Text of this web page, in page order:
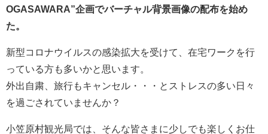
OGASAWARA”企画でバーチャル背景画像の配布を始め
た。
新型コロナウイルスの感染拡大を受けて、在宅ワークを行
っている方も多いかと思います。
外出自粛、旅行もキャンセル・・・とストレスの多い日々
を過ごされていませんか？
小笠原村観光局では、そんな皆さまに少しでも楽しくお仕